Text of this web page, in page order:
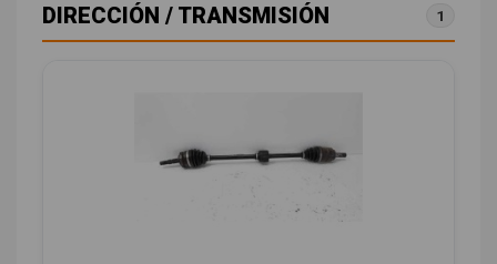
DIRECCIÓN / TRANSMISIÓN 1